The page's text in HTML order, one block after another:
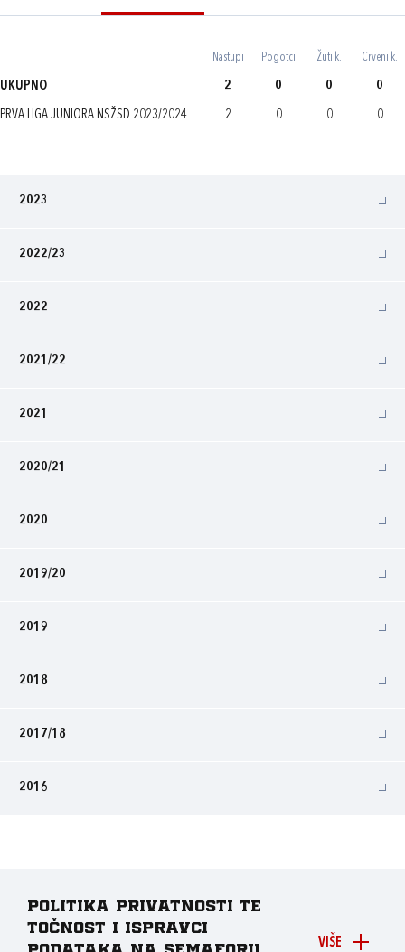
Nastupi Pogotci Žuti k. Crveni k.
UKUPNO 2 0 0 0
PRVA LIGA JUNIORA NSŽSD 2023/2024 2 0 0 0
2023
2022/23
2022
2021/22
2021
2020/21
2020
2019/20
2019
2018
2017/18
2016
VIŠE
Politika privatnosti te
točnost i ispravci